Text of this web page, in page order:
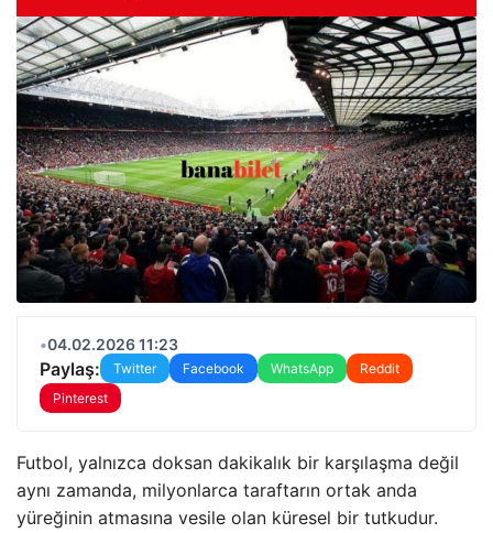
•04.02.2026 11:23
Paylaş: Twitter Facebook WhatsApp
Reddit
Pinterest
Futbol, yalnızca doksan dakikalık bir karşılaşma değil
aynı zamanda, milyonlarca taraftarın ortak anda
yüreğinin atmasına vesile olan küresel bir tutkudur.